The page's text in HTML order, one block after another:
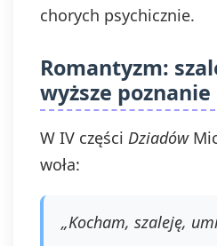
chorych psychicznie.
Romantyzm:
wyższe poznanie
W IV części Dziadów
woła:
„Kocham, szaleję,